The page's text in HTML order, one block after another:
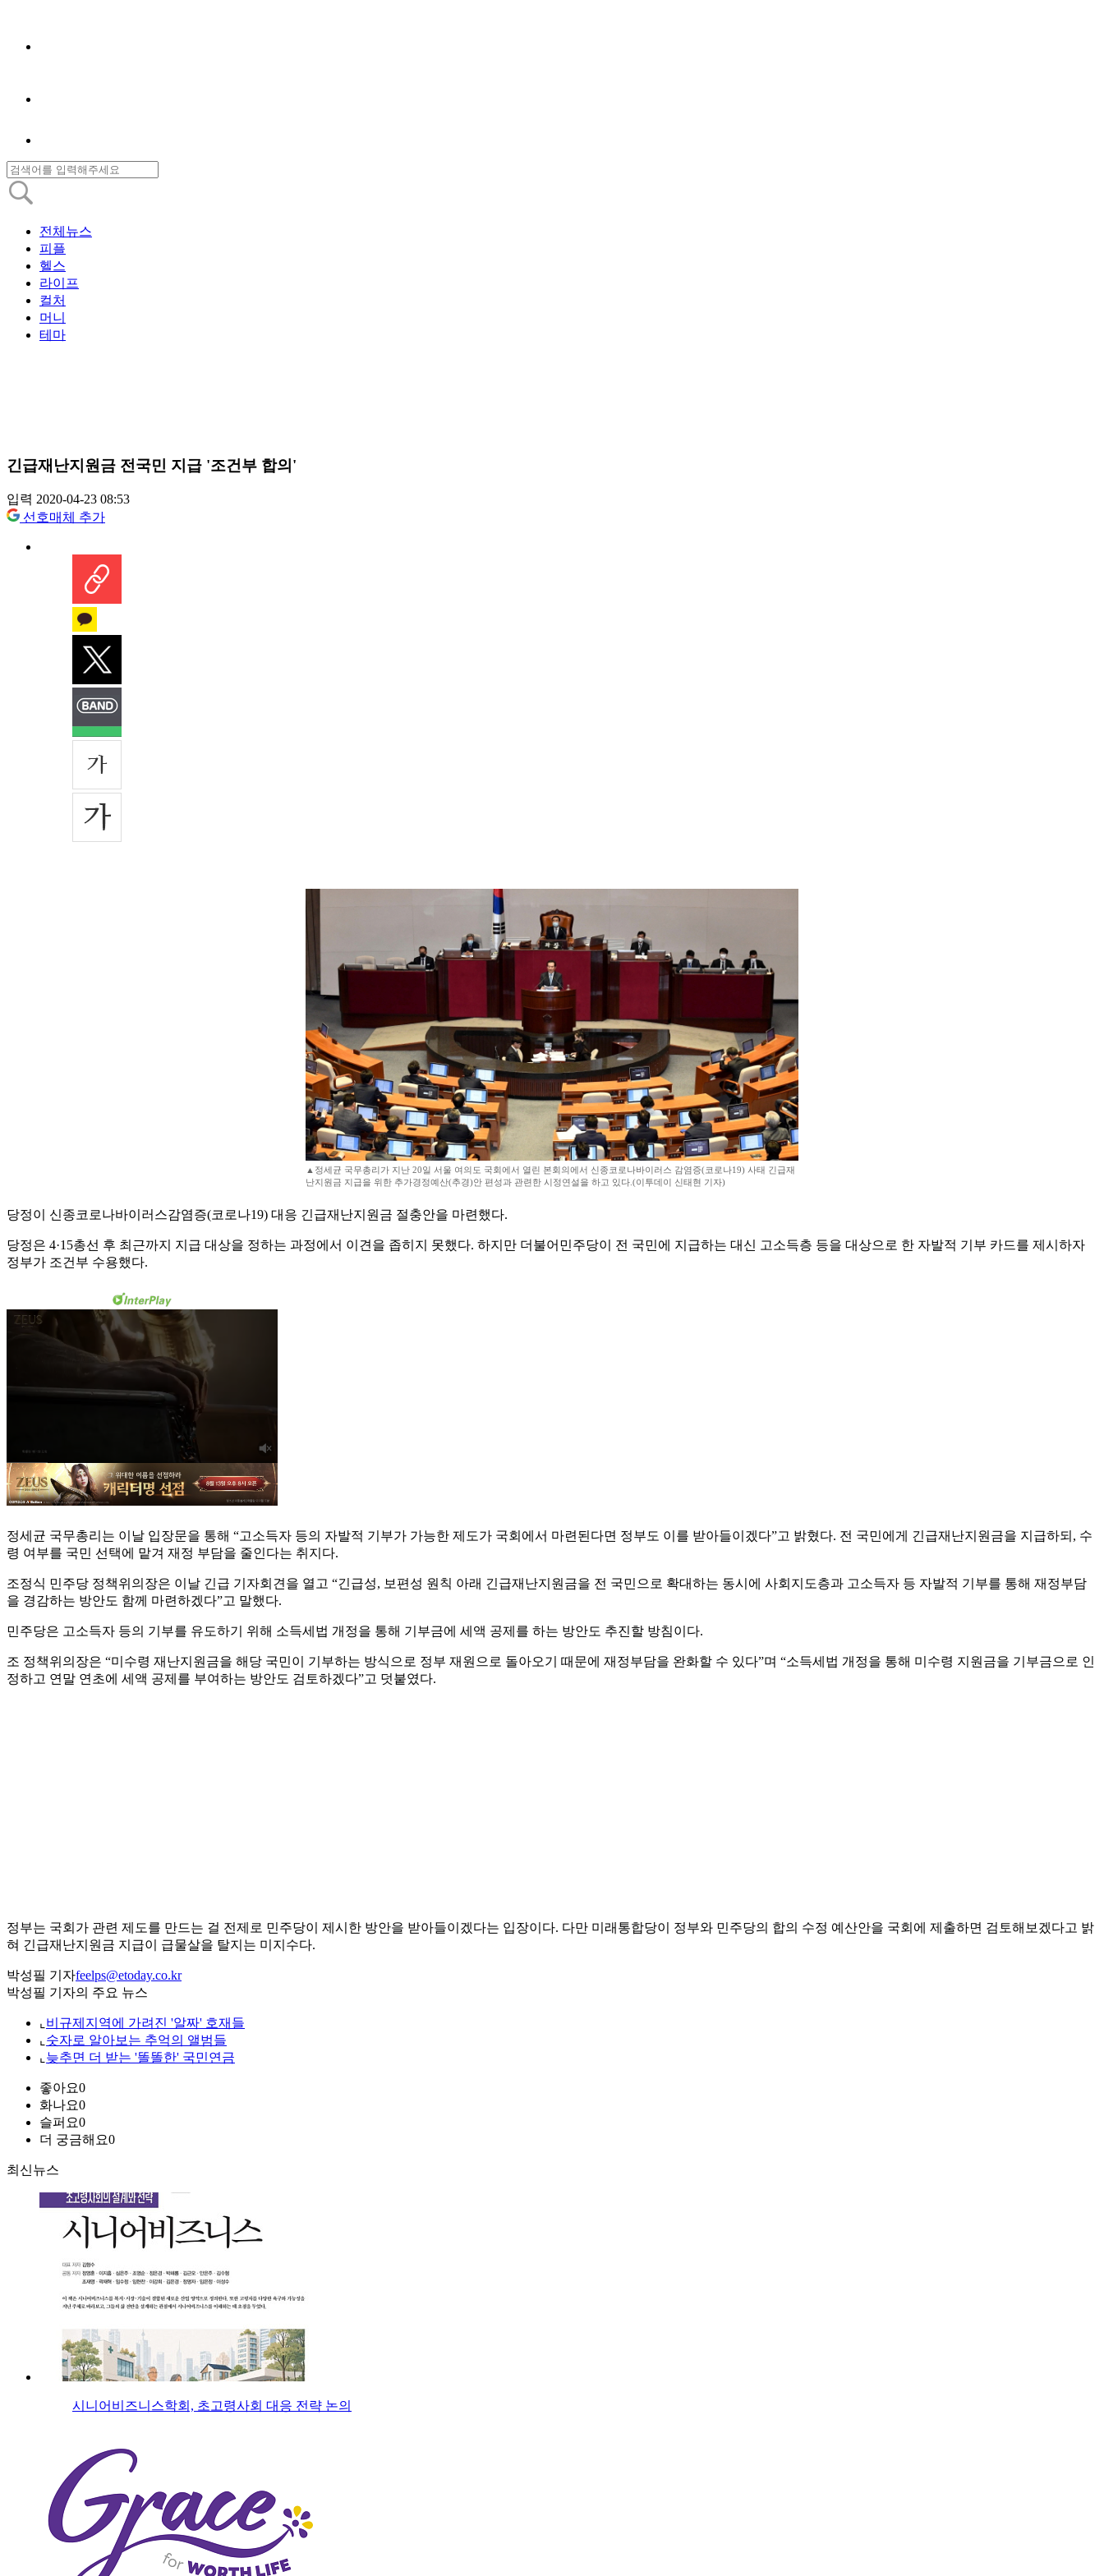
전체뉴스
피플
헬스
라이프
컬처
머니
테마
긴급재난지원금 전국민 지급 '조건부 합의'
입력 2020-04-23 08:53
선호매체 추가
▲정세균 국무총리가 지난 20일 서울 여의도 국회에서 열린 본회의에서 신종코로나바이러스 감염증(코로나19) 사태 긴급재
난지원금 지급을 위한 추가경정예산(추경)안 편성과 관련한 시정연설을 하고 있다.(이투데이 신태현 기자)
당정이 신종코로나바이러스감염증(코로나19) 대응 긴급재난지원금 절충안을 마련했다.
당정은 4·15총선 후 최근까지 지급 대상을 정하는 과정에서 이견을 좁히지 못했다. 하지만 더불어민주당이 전 국민에 지급하는 대신 고소득층 등을 대상으로 한 자발적 기부 카드를 제시하자
정부가 조건부 수용했다.
정세균 국무총리는 이날 입장문을 통해 “고소득자 등의 자발적 기부가 가능한 제도가 국회에서 마련된다면 정부도 이를 받아들이겠다”고 밝혔다. 전 국민에게 긴급재난지원금을 지급하되, 수
령 여부를 국민 선택에 맡겨 재정 부담을 줄인다는 취지다.
조정식 민주당 정책위의장은 이날 긴급 기자회견을 열고 “긴급성, 보편성 원칙 아래 긴급재난지원금을 전 국민으로 확대하는 동시에 사회지도층과 고소득자 등 자발적 기부를 통해 재정부담
을 경감하는 방안도 함께 마련하겠다”고 말했다.
민주당은 고소득자 등의 기부를 유도하기 위해 소득세법 개정을 통해 기부금에 세액 공제를 하는 방안도 추진할 방침이다.
조 정책위의장은 “미수령 재난지원금을 해당 국민이 기부하는 방식으로 정부 재원으로 돌아오기 때문에 재정부담을 완화할 수 있다”며 “소득세법 개정을 통해 미수령 지원금을 기부금으로 인
정하고 연말 연초에 세액 공제를 부여하는 방안도 검토하겠다”고 덧붙였다.
정부는 국회가 관련 제도를 만드는 걸 전제로 민주당이 제시한 방안을 받아들이겠다는 입장이다. 다만 미래통합당이 정부와 민주당의 합의 수정 예산안을 국회에 제출하면 검토해보겠다고 밝
혀 긴급재난지원금 지급이 급물살을 탈지는 미지수다.
박성필 기자feelps@etoday.co.kr
박성필 기자의 주요 뉴스
⌞ 비규제지역에 가려진 '알짜' 호재들
⌞ 숫자로 알아보는 추억의 앨범들
⌞ 늦추면 더 받는 '똘똘한' 국민연금
좋아요0
화나요0
슬퍼요0
더 궁금해요0
최신뉴스
시니어비즈니스학회, 초고령사회 대응 전략 논의